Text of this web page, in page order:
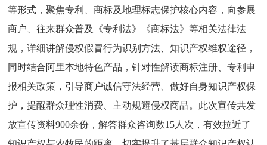
等形式，聚焦专利、商标及地理标志保护核心内容，向参展
商户、往来群众普及《专利法》《商标法》等相关法律法
规，详细讲解侵权假冒行为识别方法、知识产权维权途径，
同时结合阿里本地特色产品，针对性解读商标注册、专利申
报相关政策，引导商户诚信守法经营、做好自身知识产权保
护，提醒群众理性消费、主动规避侵权商品。此次宣传共发
放宣传资料900余份，解答群众咨询数15人次，有效拉近了